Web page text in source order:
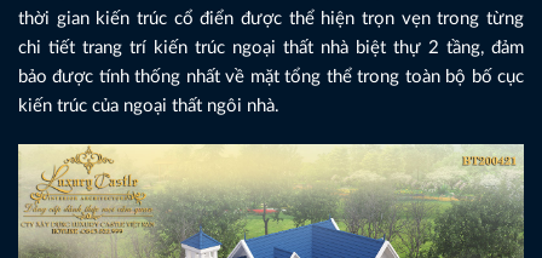
thời gian kiến trúc cổ điển được thể hiện trọn vẹn trong từng
chi tiết trang trí kiến trúc ngoại thất nhà biệt thự 2 tầng, đảm
bảo được tính thống nhất về mặt tổng thể trong toàn bộ bố cục
kiến trúc của ngoại thất ngôi nhà.